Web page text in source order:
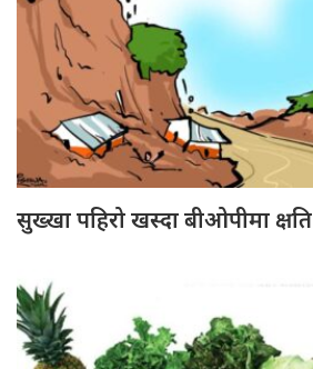
सुख्खा पहिरो खस्दा बीओपीमा क्षति